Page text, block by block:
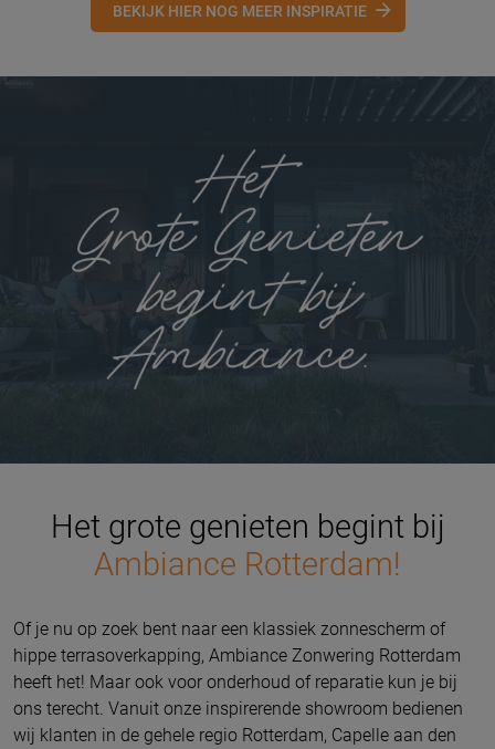
BEKIJK HIER NOG MEER INSPIRATIE
Het grote genieten begint bij
Ambiance Rotterdam!
Of je nu op zoek bent naar een klassiek zonnescherm of
hippe terrasoverkapping, Ambiance Zonwering Rotterdam
heeft het! Maar ook voor onderhoud of reparatie kun je bij
ons terecht. Vanuit onze inspirerende showroom bedienen
wij klanten in de gehele regio Rotterdam, Capelle aan den